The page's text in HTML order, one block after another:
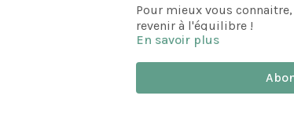
Pour mieux vous
revenir à l'équilibre !
En savoir plus